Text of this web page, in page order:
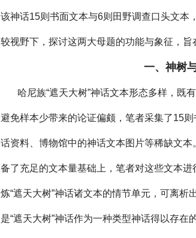
该神话15则书面文本与6则田野调查口头文本
较视野下，探讨这两大母题的功能与象征，旨
一、神树
哈尼族“遮天大树”神话文本形态多样，既
避免样本少带来的论证偏颇，笔者采集了15
话资料、博物馆中的神话文本图片等稀缺文
备了充足的文本量基础上，笔者对这些文本
炼“遮天大树”神话诸文本的情节单元，可离
是“遮天大树”神话作为一种类型神话得以存